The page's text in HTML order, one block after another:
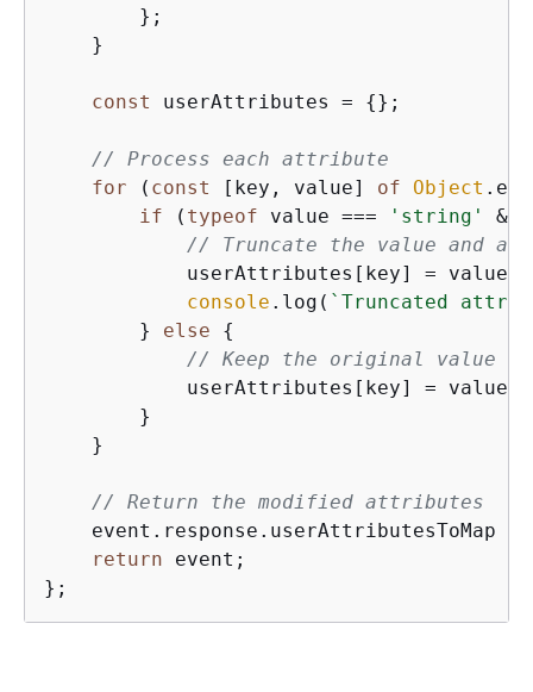
        };
    }
const userAttributes = {};
// Process each attribute
for ( const [key, value] of Object
if ( typeof value === 'string'
&&
// Truncate the value and
userAttributes[key] =
console .log( `Truncated
        }
else
{
// Keep the original value
            userAttributes[key] = value;
        }
    }
// Return the modified attributes
event.response.userAttributesToMap =
return event;
};